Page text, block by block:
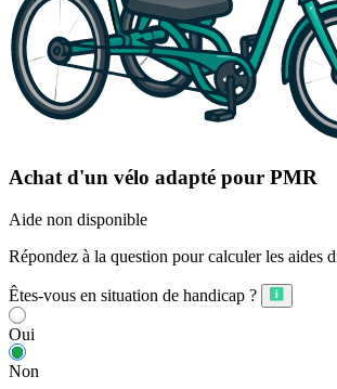
Achat d'un vélo adapté pour PMR
Aide non disponible
Répondez à la question pour calculer les aides
Êtes-vous en situation de handicap ?
Oui
Non